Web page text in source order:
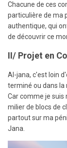
Chacune de ces
particulière de ma
authentique, qui
de découvrir ce
II/ Projet en
Al-jana, c'est loin
terminé ou dans la
Car comme je suis
milier de blocs de
partout sur ma
Jana.